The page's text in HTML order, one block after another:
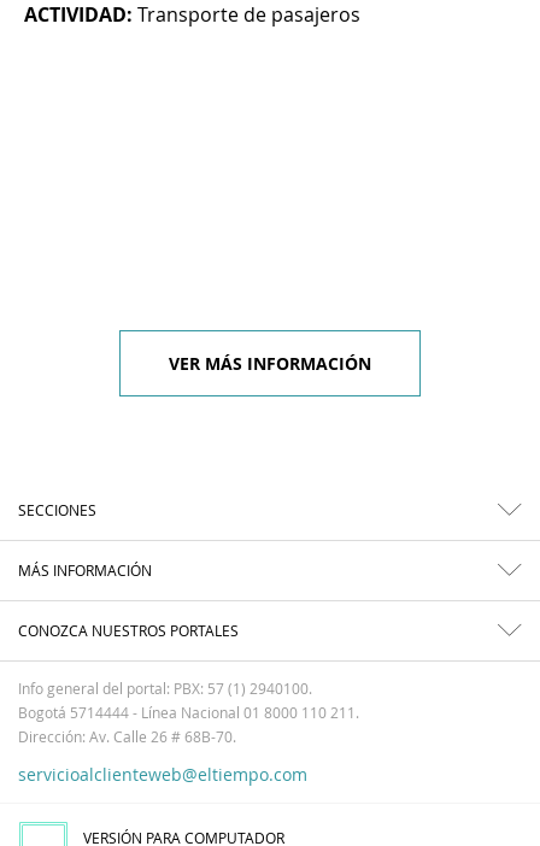
ACTIVIDAD: Transporte de pasajeros
VER MÁS INFORMACIÓN
SECCIONES
MÁS INFORMACIÓN
CONOZCA NUESTROS PORTALES
Info general del portal: PBX: 57 (1) 2940100.
Bogotá 5714444 - Línea Nacional 01 8000 110 211.
Dirección: Av. Calle 26 # 68B-70.
servicioalclienteweb@eltiempo.com
VERSIÓN PARA COMPUTADOR